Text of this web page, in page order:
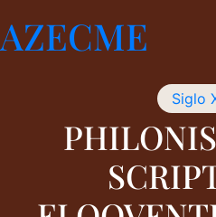
al
contenido
AZECME
Siglo